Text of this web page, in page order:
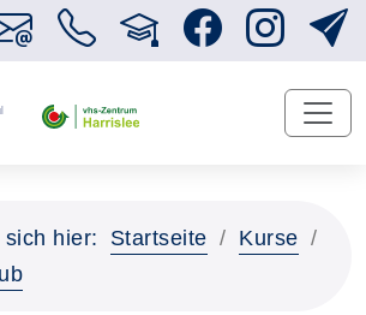
hier: Startseite
Kurse